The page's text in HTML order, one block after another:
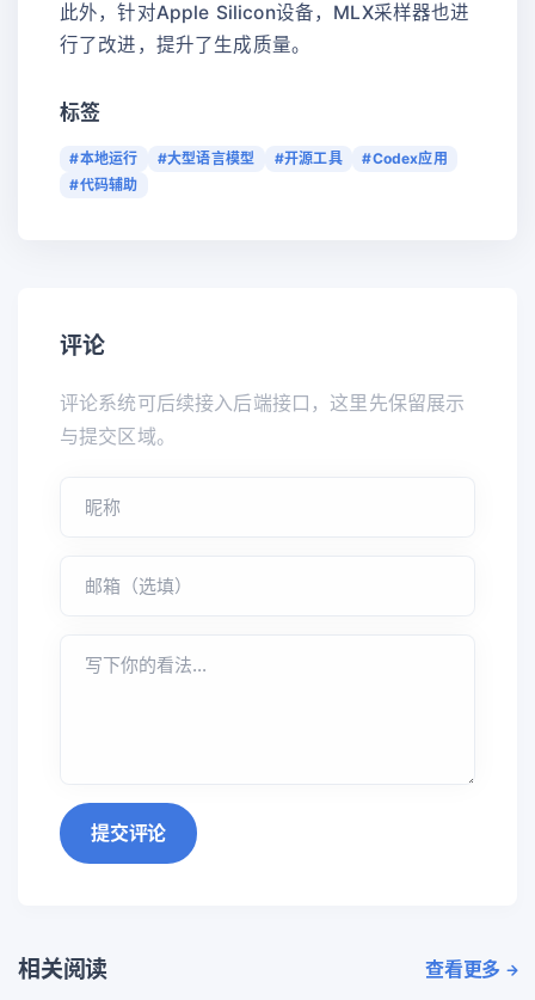
此外，针对Apple Silicon设备，MLX采样器也进
行了改进，提升了生成质量。
标签
#本地运行 #大型语言模型 #开源工具
#Codex应用
#代码辅助
评论
评论系统可后续接入后端接口，这里先保留展示
与提交区域。
提交评论
相关阅读 查看更多